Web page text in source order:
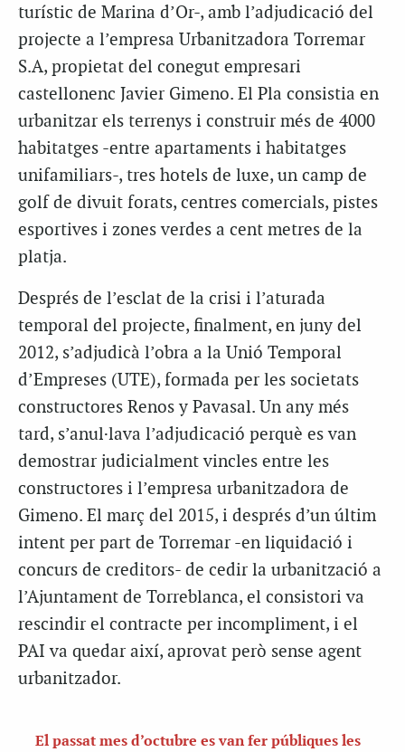
turístic de Marina d’Or-, amb l’adjudicació del
projecte a l’empresa Urbanitzadora Torremar
S.A, propietat del conegut empresari
castellonenc Javier Gimeno. El Pla consistia en
urbanitzar els terrenys i construir més de 4000
habitatges -entre apartaments i habitatges
unifamiliars-, tres hotels de luxe, un camp de
golf de divuit forats, centres comercials, pistes
esportives i zones verdes a cent metres de la
platja.
Després de l’esclat de la crisi i l’aturada
temporal del projecte, finalment, en juny del
2012, s’adjudicà l’obra a la Unió Temporal
d’Empreses (UTE), formada per les societats
constructores Renos y Pavasal. Un any més
tard, s’anul·lava l’adjudicació perquè es van
demostrar judicialment vincles entre les
constructores i l’empresa urbanitzadora de
Gimeno. El març del 2015, i després d’un últim
intent per part de Torremar -en liquidació i
concurs de creditors- de cedir la urbanització a
l’Ajuntament de Torreblanca, el consistori va
rescindir el contracte per incompliment, i el
PAI va quedar així, aprovat però sense agent
urbanitzador.
El passat mes d’octubre es van fer públiques les